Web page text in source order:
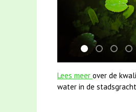
jun2021 zaklv
Lees meer over de
water in de